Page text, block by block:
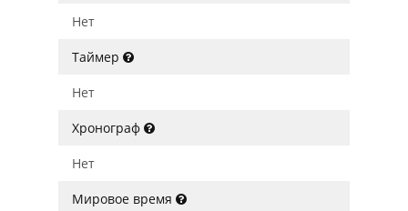
Нет
Таймер
Нет
Хронограф
Нет
Мировое время